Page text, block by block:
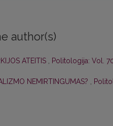
author(s)
ATEITIS , Politologija: Vol.
NEMIRTINGUMAS? ,